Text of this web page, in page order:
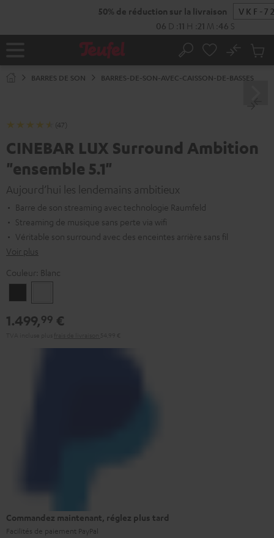
Page
Rechercher
No
du
BARRES DE SON BARRES-DE-SON-AVEC-CAISSON-DE-BASSES
(47)
CINEBAR LUX Surround Ambition
"ensemble 5.1"
Aujourd’hui les lendemains ambitieux
Barre de son streaming avec technologie Raumfeld
Streaming de musique sans perte via wifi
Véritable son surround avec des enceintes arrière sans fil
Voir plus
Couleur: Blanc
1.499,99 €
Commandez maintenant, réglez plus tard
Facilités de paiement PayPal